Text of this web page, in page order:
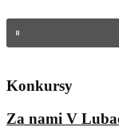
Konkursy
Za nami V